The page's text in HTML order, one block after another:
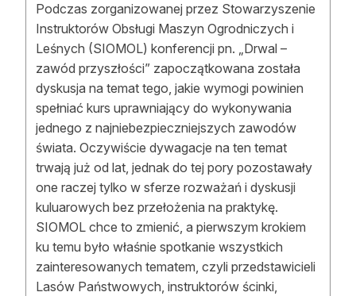
Podczas zorganizowanej przez Stowarzyszenie
Instruktorów Obsługi Maszyn Ogrodniczych i
Leśnych (SIOMOL) konferencji pn. „Drwal –
zawód przyszłości” zapoczątkowana została
dyskusja na temat tego, jakie wymogi powinien
spełniać kurs uprawniający do wykonywania
jednego z najniebezpieczniejszych zawodów
świata. Oczywiście dywagacje na ten temat
trwają już od lat, jednak do tej pory pozostawały
one raczej tylko w sferze rozważań i dyskusji
kuluarowych bez przełożenia na praktykę.
SIOMOL chce to zmienić, a pierwszym krokiem
ku temu było właśnie spotkanie wszystkich
zainteresowanych tematem, czyli przedstawicieli
Lasów Państwowych, instruktorów ścinki,